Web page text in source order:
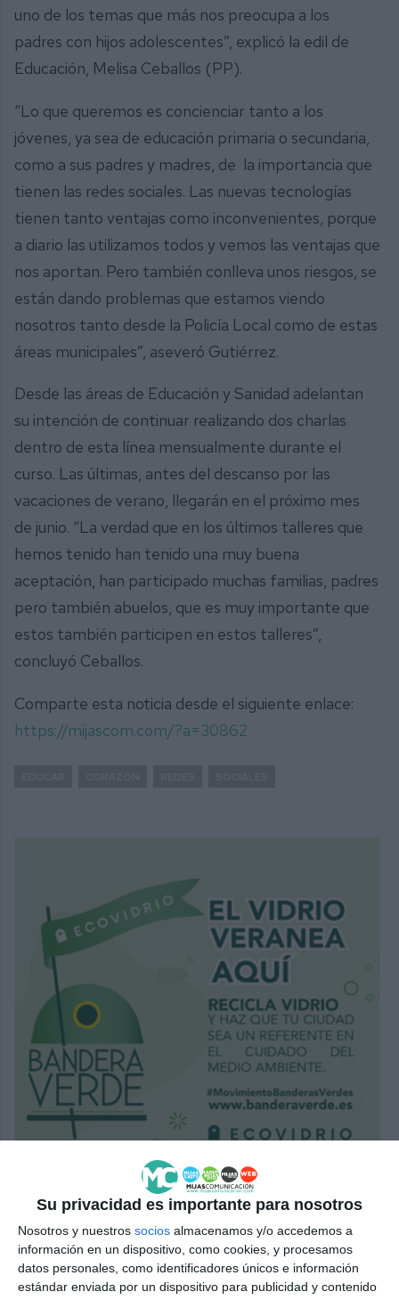
Su privacidad es importante para nosotros
Nosotros y nuestros socios almacenamos y/o accedemos a
información en un dispositivo, como cookies, y procesamos
datos personales, como identificadores únicos e información
estándar enviada por un dispositivo para publicidad y contenido
uno de los temas que más nos preocupa a los
padres con hijos adolescentes”, explicó la edil de
Educación, Melisa Ceballos (PP).
“Lo que queremos es concienciar tanto a los
jóvenes, ya sea de educación primaria o secundaria,
como a sus padres y madres, de la importancia que
tienen las redes sociales. Las nuevas tecnologías
tienen tanto ventajas como inconvenientes, porque
a diario las utilizamos todos y vemos las ventajas que
nos aportan. Pero también conlleva unos riesgos, se
están dando problemas que estamos viendo
nosotros tanto desde la Policía Local como de estas
áreas municipales”, aseveró Gutiérrez.
Desde las áreas de Educación y Sanidad adelantan
su intención de continuar realizando dos charlas
dentro de esta línea mensualmente durante el
curso. Las últimas, antes del descanso por las
vacaciones de verano, llegarán en el próximo mes
de junio. “La verdad que en los últimos talleres que
hemos tenido han tenido una muy buena
aceptación, han participado muchas familias, padres
pero también abuelos, que es muy importante que
estos también participen en estos talleres”,
concluyó Ceballos.
Comparte esta noticia desde el siguiente enlace:
https://mijascom.com/?a=30862